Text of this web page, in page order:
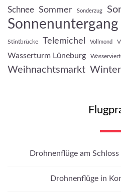
Schnee Sommer Sonderzug
Sonnenuntergang
Stintbrücke Telemichel Vollmond
Wasserturm Lüneburg
Weihnachtsmarkt Winter
Drohnenflüge am
Drohnenflüge in